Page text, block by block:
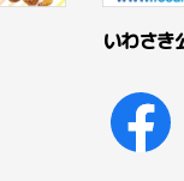
いわさき